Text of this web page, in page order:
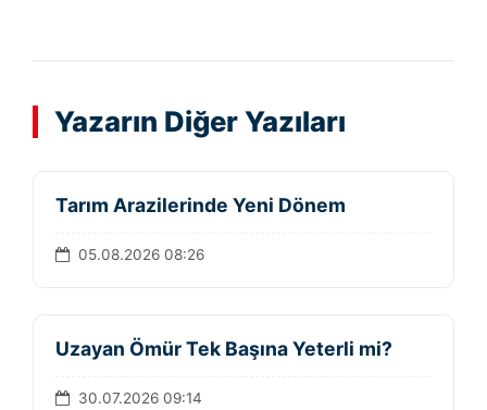
Yazarın Diğer Yazıları
Tarım Arazilerinde Yeni Dönem
05.08.2026 08:26
Uzayan Ömür Tek Başına Yeterli mi?
30.07.2026 09:14